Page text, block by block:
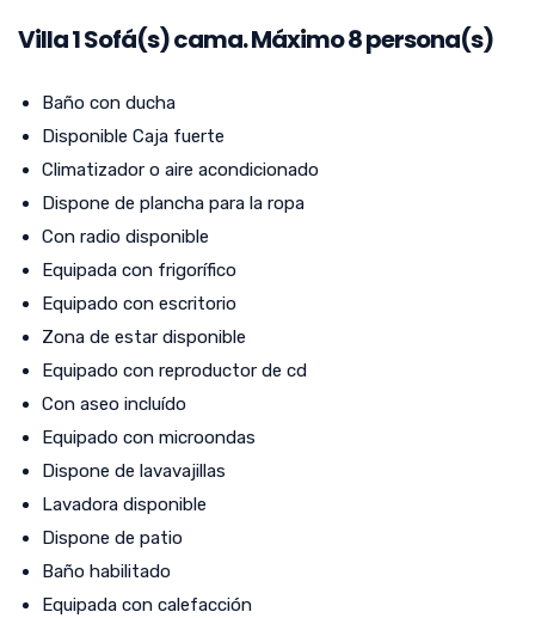
Villa1Sofá(s) cama. Máximo 8 persona(s)
Baño con ducha
Disponible Caja fuerte
Climatizador o aire acondicionado
Dispone de plancha para la ropa
Con radio disponible
Equipada con frigorífico
Equipado con escritorio
Zona de estar disponible
Equipado con reproductor de cd
Con aseo incluído
Equipado con microondas
Dispone de lavavajillas
Lavadora disponible
Dispone de patio
Baño habilitado
Equipada con calefacción